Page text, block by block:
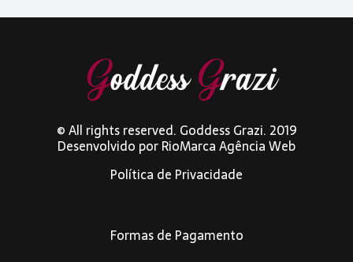
© All rights reserved. Goddess Grazi. 2019
Desenvolvido porRioMarca Agência Web
Política de Privacidade
Formas de Pagamento